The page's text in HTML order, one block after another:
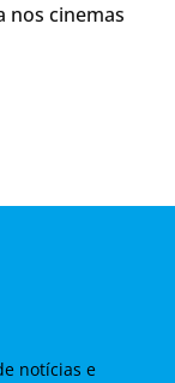
nos cinemas
notícias e